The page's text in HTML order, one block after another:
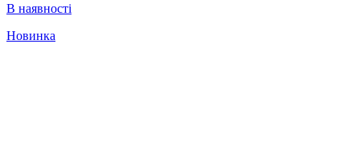
В наявності
Новинка